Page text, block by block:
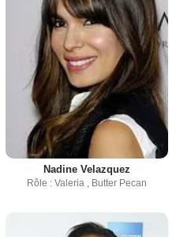
Nadine Velazquez
Rôle : Valeria , Butter Pecan